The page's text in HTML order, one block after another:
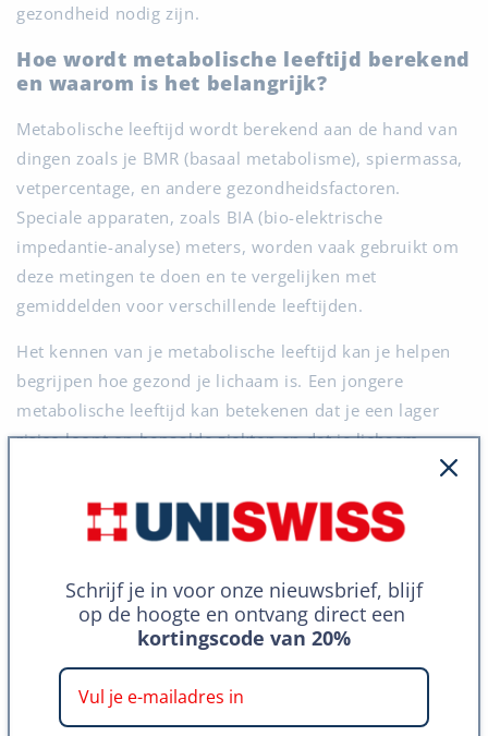
gezondheid nodig zijn.
Hoe wordt metabolische leeftijd berekend
en waarom is het belangrijk?
Metabolische leeftijd wordt berekend aan de hand van
dingen zoals je BMR (basaal metabolisme), spiermassa,
vetpercentage, en andere gezondheidsfactoren.
Speciale apparaten, zoals BIA (bio-elektrische
impedantie-analyse) meters, worden vaak gebruikt om
deze metingen te doen en te vergelijken met
gemiddelden voor verschillende leeftijden.
Het kennen van je metabolische leeftijd kan je helpen
begrijpen hoe gezond je lichaam is. Een jongere
metabolische leeftijd kan betekenen dat je een lager
risico loopt op bepaalde ziekten en dat je lichaam
efficiënt werkt. Een oudere metabolische leeftijd kan
een teken zijn dat je misschien veranderingen in je
dieet of levensstijl moet aanbrengen. Daarom hoor je
aangeraden om de metabolische leeftijd te
beïnvloeden.
gezondheid te kijken. Gebruik het als een hulpmiddel
om meer te leren over je welzijn, maar niet als de enige
Schrijf je in voor onze nieuwsbrief, blijf
op de hoogte en ontvang direct een
kortingscode van 20%